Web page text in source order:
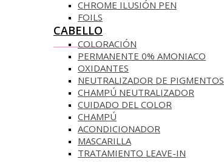
CHROME ILUSIÓN PEN
FOILS
CABELLO
COLORACIÓN
PERMANENTE 0% AMONIACO
OXIDANTES
NEUTRALIZADOR DE PIGMENTOS
CHAMPÚ NEUTRALIZADOR
CUIDADO DEL COLOR
CHAMPÚ
ACONDICIONADOR
MASCARILLA
TRATAMIENTO LEAVE-IN